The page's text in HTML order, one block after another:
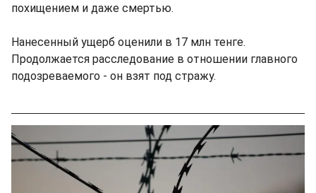
похищением и даже смертью.
Нанесенный ущерб оценили в 17 млн тенге.
Продолжается расследование в отношении главного
подозреваемого - он взят под стражу.